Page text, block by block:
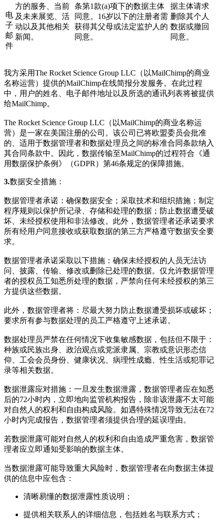
方的服务、当前
及未来展览、活
动以及其他相关
新闻。
条第1款(a)项下的数据主体
同意。16岁以下的注册者需
获得其父母或法定监护人的
同意。
据主体请求
删除其个人
数据或撤回
同意。
电
子
邮
件
我方采用The Rocket Science Group LLC（以MailChimp的商业
名称运营）提供的MailChimp在线简报分发服务。在此过程
中，用户的姓名、电子邮件地址以及所选的通讯列表将被提供
给MailChimp。
The Rocket Science Group LLC （以MailChimp的商业名称运
营）是一家在美国注册的公司。该公司已将欧盟委员会批准
的、适用于数据管理者和数据处理员之间的标准合同条款纳入
其合同条款中。因此，数据传输至MailChimp的过程符合《通
用数据保护条例》（GDPR）第46条规定的保障措施。
3.数据安全措施：
数据管理者承诺：确保数据安全；采取技术和组织措施；制定
程序规则以保护所记录、存储和处理的数据；防止数据遭受破
坏、未经授权使用和非法修改。此外，数据管理者还承诺要求
所有经用户同意接收或获取数据的第三方严格遵守数据安全要
求。
数据管理者承诺采取以下措施：确保未经授权的人员无法访
问、披露、传输、修改或删除已处理的数据。仅允许数据管理
者的授权员工知悉所处理的数据，严禁向任何未经授权的第三
方提供这些数据。
此外，数据管理者将：尽最大努力防止数据遭受损坏或破坏；
要求所有参与数据处理的员工严格遵守上述承诺。
数据处理员严禁在任何情况下收集敏感数据，包括但不限于：
种族或民族出身、政治观点或党派隶属、宗教或意识形态信
仰、工会会员身份、健康状况、病理性成瘾、性生活或犯罪记
录等相关数据。
数据泄露应对措施：一旦发生数据泄露，数据管理者应在知悉
后的72小时内，立即地向监管机构报告，除非该泄露不太可能
对自然人的权利和自由构成风险。如遇特殊情况导致无法在72
小时内完成报告，数据管理者须提供合理的延误理由。
若数据泄露可能对自然人的权利和自由造成严重危害，数据管
理者应立即通知受影响的数据主体。
当数据泄露可能导致重大风险时，数据管理者在向数据主体提
供的信息中应包含：
清晰易懂的数据泄露性质说明；
提供相关联系人的详细信息，包括姓名与联系方式；